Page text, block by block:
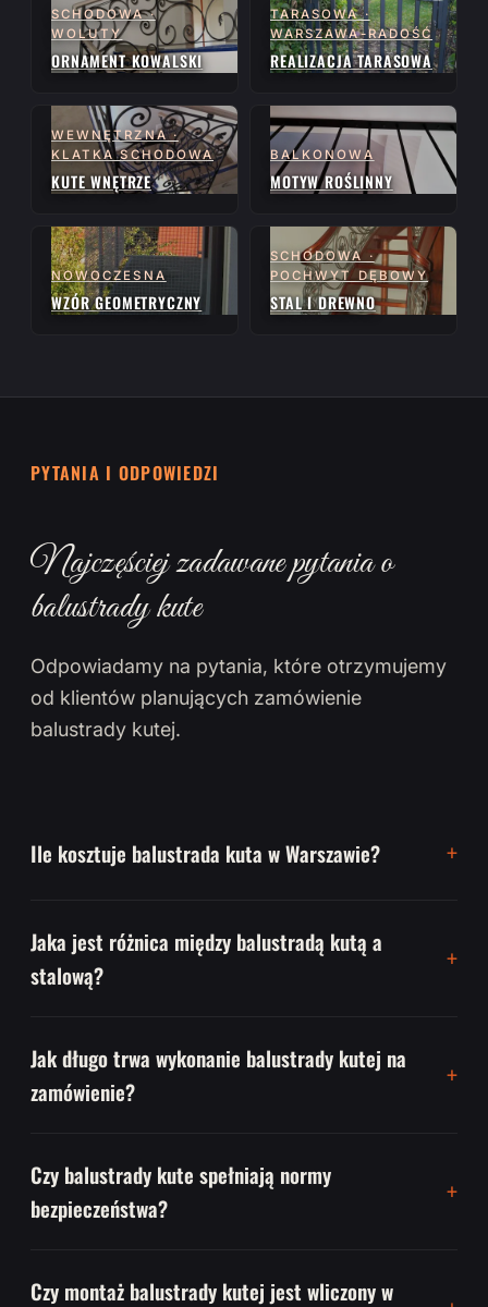
SCHODOWA ·
WOLUTY
ORNAMENT KOWALSKI
TARASOWA ·
WARSZAWA-RADOŚĆ
REALIZACJA TARASOWA
WEWNĘTRZNA ·
KLATKA SCHODOWA
KUTE WNĘTRZE
BALKONOWA
MOTYW ROŚLINNY
NOWOCZESNA
WZÓR GEOMETRYCZNY
SCHODOWA ·
POCHWYT DĘBOWY
STAL I DREWNO
PYTANIA I ODPOWIEDZI
Najczęściej zadawane pytania o
balustrady kute
Odpowiadamy na pytania, które otrzymujemy
od klientów planujących zamówienie
balustrady kutej.
Ile kosztuje balustrada kuta w Warszawie?
Jaka jest różnica między balustradą kutą a
stalową?
Jak długo trwa wykonanie balustrady kutej na
zamówienie?
Czy balustrady kute spełniają normy
bezpieczeństwa?
Czy montaż balustrady kutej jest wliczony w